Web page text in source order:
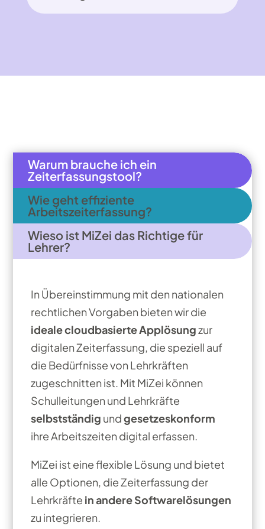
Warum brauche ich ein
Zeiterfassungstool?
Wie geht effiziente
Arbeitszeiterfassung?
Wieso ist MiZei das Richtige für
Lehrer?
In Übereinstimmung mit den nationalen
rechtlichen Vorgaben bieten wir die
ideale cloudbasierte Applösungzur
digitalen Zeiterfassung, die speziell auf
die Bedürfnisse von Lehrkräften
zugeschnitten ist. Mit MiZei können
Schulleitungen und Lehrkräfte
selbstständig undgesetzeskonform
ihre Arbeitszeiten digital erfassen.
MiZei ist eine flexible Lösung und bietet
alle Optionen, die Zeiterfassung der
Lehrkräfte in andere Softwarelösungen
zu integrieren.